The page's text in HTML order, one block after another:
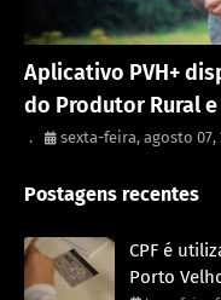
Aplicativo PVH+
do Produtor Rural
. sexta-feira, agosto 07,
Postagens recentes
CPF é
Porto